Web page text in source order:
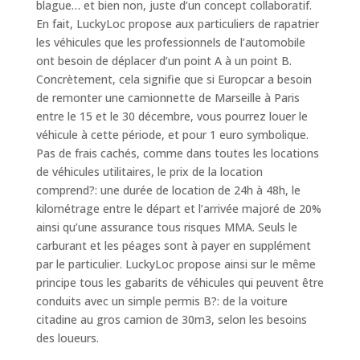
blague… et bien non, juste d’un concept collaboratif.
En fait, LuckyLoc propose aux particuliers de rapatrier
les véhicules que les professionnels de l’automobile
ont besoin de déplacer d’un point A à un point B.
Concrètement, cela signifie que si Europcar a besoin
de remonter une camionnette de Marseille à Paris
entre le 15 et le 30 décembre, vous pourrez louer le
véhicule à cette période, et pour 1 euro symbolique.
Pas de frais cachés, comme dans toutes les locations
de véhicules utilitaires, le prix de la location
comprend?: une durée de location de 24h à 48h, le
kilométrage entre le départ et l’arrivée majoré de 20%
ainsi qu’une assurance tous risques MMA. Seuls le
carburant et les péages sont à payer en supplément
par le particulier. LuckyLoc propose ainsi sur le même
principe tous les gabarits de véhicules qui peuvent être
conduits avec un simple permis B?: de la voiture
citadine au gros camion de 30m3, selon les besoins
des loueurs.